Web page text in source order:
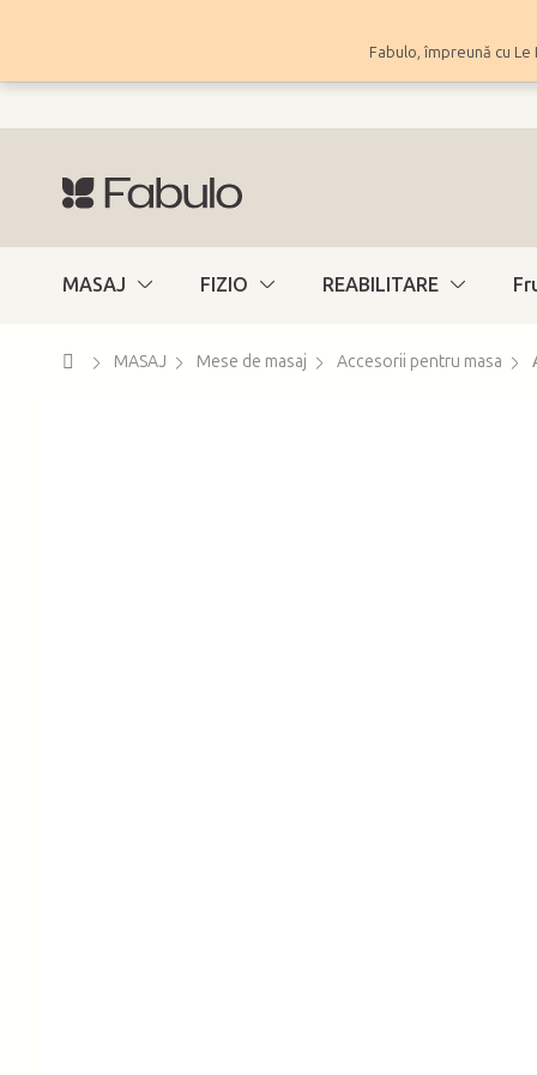
Fabulo, împreună cu
MASAJ FIZIO REABILITARE
AcasăMASAJ Mese de masaj Accesorii pentru masa